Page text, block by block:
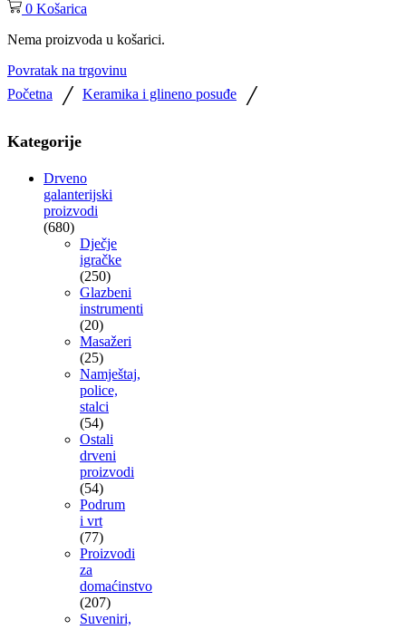
0 Košarica
Nema proizvoda u košarici.
Povratak na trgovinu
Početna / Keramika i glineno posuđe /
Kategorije
Drveno
galanterijski
proizvodi
(680)
Dječje
igračke
(250)
Glazbeni
instrumenti
(20)
Masažeri
(25)
Namještaj,
police,
stalci
(54)
Ostali
drveni
proizvodi
(54)
Podrum
i vrt
(77)
Proizvodi
za
domaćinstvo
(207)
Suveniri,